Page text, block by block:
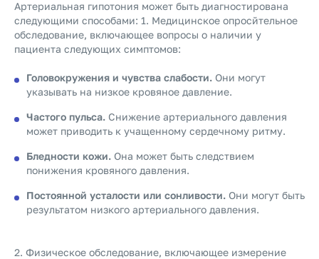
Артериальная гипотония может быть диагностирована
следующими способами: 1. Медицинское опросйтельное
обследование, включающее вопросы о наличии у
пациента следующих симптомов:
Головокружения и чувства слабости. Они могут
указывать на низкое кровяное давление.
Частого пульса. Снижение артериального давления
может приводить к учащенному сердечному ритму.
Бледности кожи. Она может быть следствием
понижения кровяного давления.
Постоянной усталости или сонливости. Они могут быть
результатом низкого артериального давления.
2. Физическое обследование, включающее измерение